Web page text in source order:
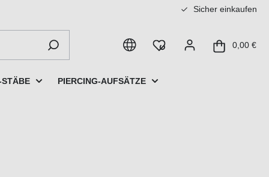
Sicher einkaufen
0,00 €
STÄBE PIERCING-AUFSÄTZE